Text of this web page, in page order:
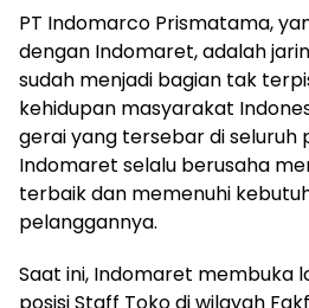
PT Indomarco Prismatama,
dengan Indomaret, adalah
sudah menjadi bagian tak
kehidupan masyarakat
gerai yang tersebar di seluruh
Indomaret selalu berusaha
terbaik dan memenuhi
pelanggannya.
Saat ini, Indomaret membuka
posisi Staff Toko di wilayah